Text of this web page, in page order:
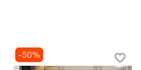
-50%